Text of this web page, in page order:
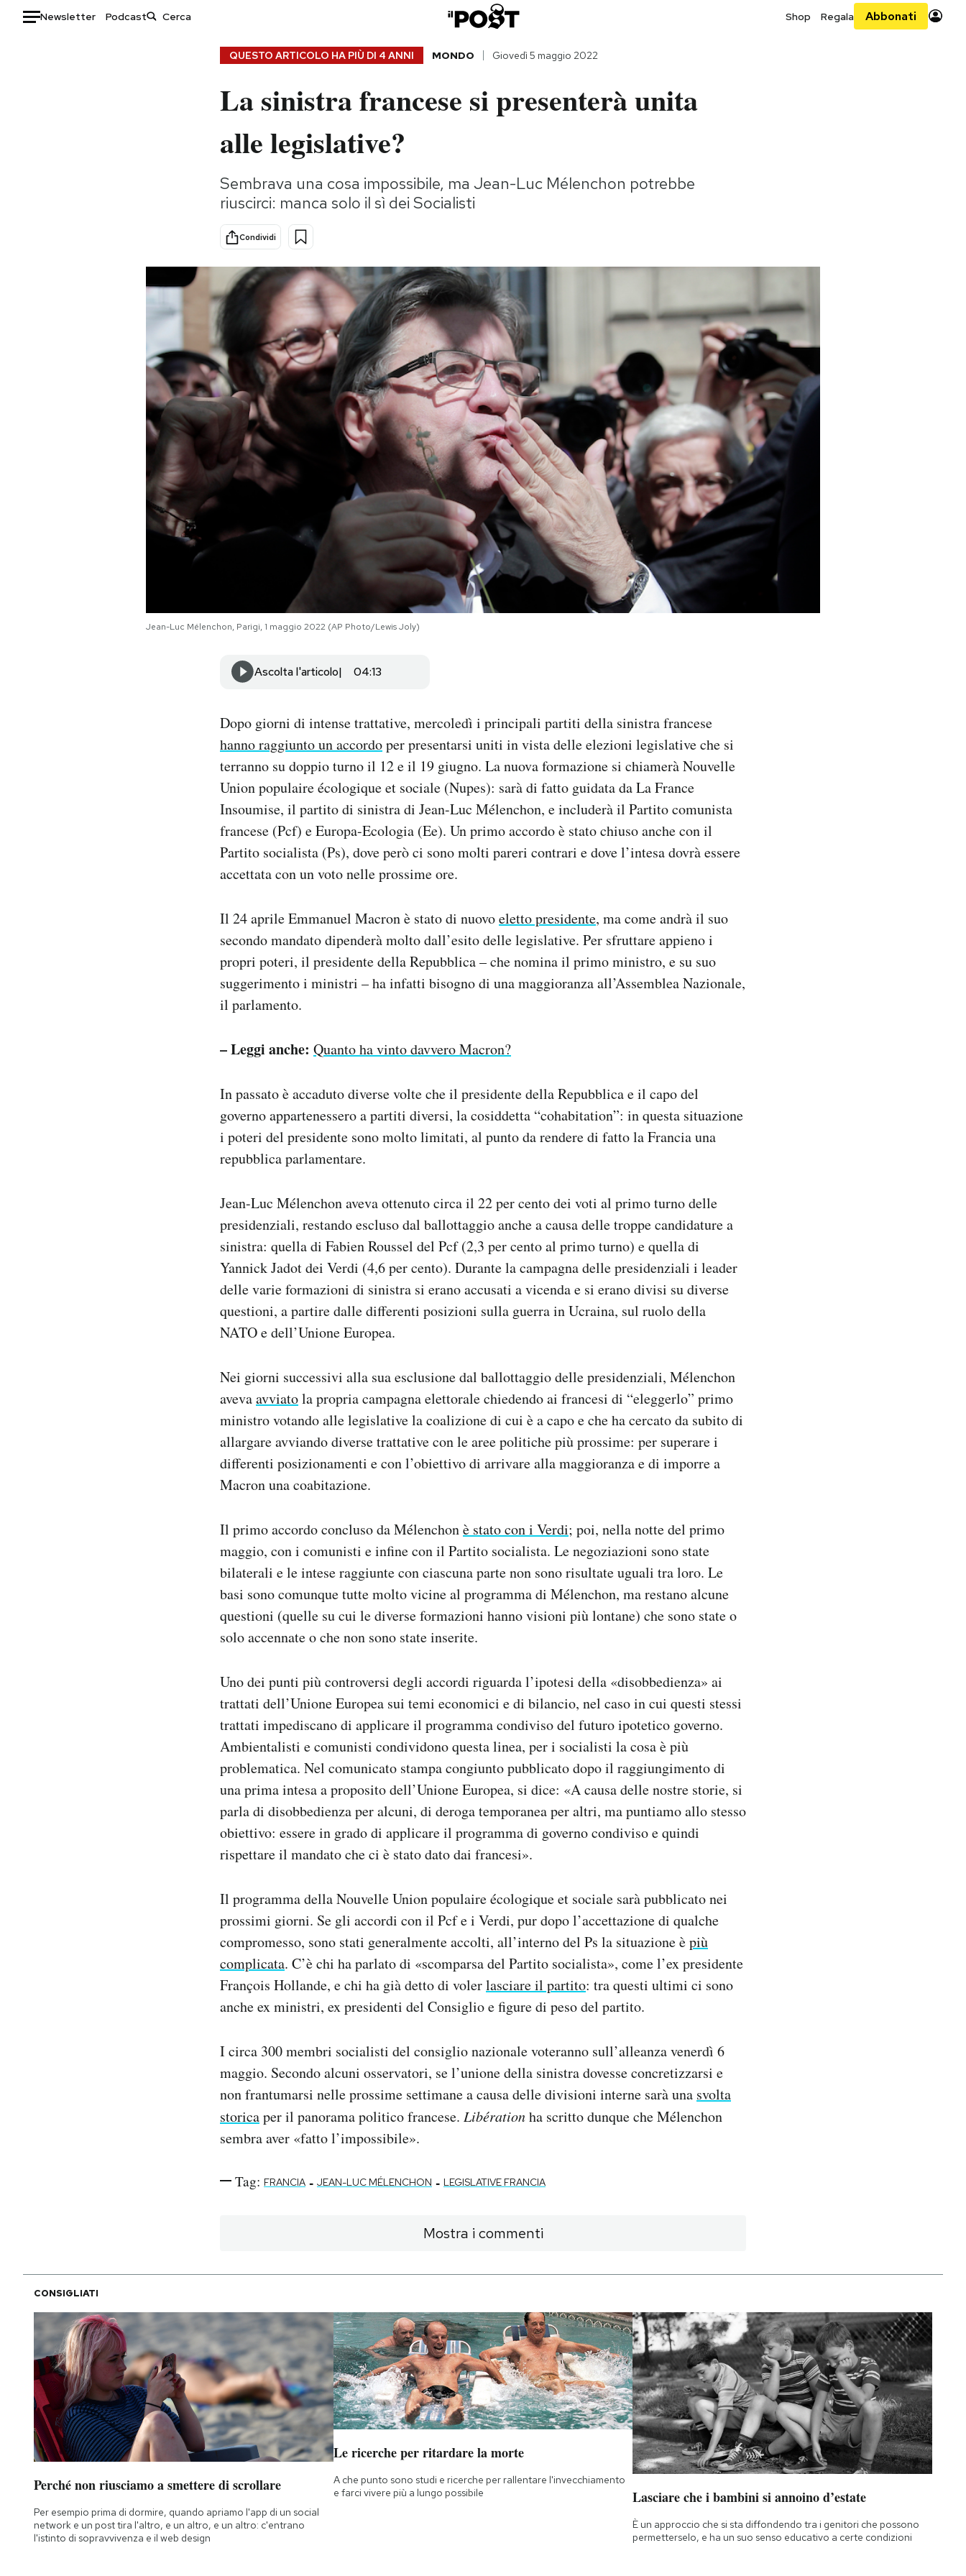
Newsletter Podcast Shop Regala Abbonati
Storie/Idee
Ok Boomer!
Altrecose
Mondiali calcio 2026
QUESTO ARTICOLO HA PIÙ DI 4 ANNI MONDO Giovedì 5 maggio 2022
La sinistra francese si presenterà unita
alle legislative?
Sembrava una cosa impossibile, ma Jean-Luc Mélenchon potrebbe
riuscirci: manca solo il sì dei Socialisti
Condividi
Jean-Luc Mélenchon, Parigi, 1 maggio 2022 (AP Photo/Lewis Joly)
Ascolta l'articolo 04:13
Dopo giorni di intense trattative, mercoledì i principali partiti della sinistra francese
hanno raggiunto un accordoper presentarsi uniti in vista delle elezioni legislative che si
terranno su doppio turno il 12 e il 19 giugno. La nuova formazione si chiamerà Nouvelle
Union populaire écologique et sociale (Nupes): sarà di fatto guidata da La France
Insoumise, il partito di sinistra di Jean-Luc Mélenchon, e includerà il Partito comunista
francese (Pcf) e Europa-Ecologia (Ee). Un primo accordo è stato chiuso anche con il
Partito socialista (Ps), dove però ci sono molti pareri contrari e dove l’intesa dovrà essere
accettata con un voto nelle prossime ore.
Il 24 aprile Emmanuel Macron è stato di nuovoeletto presidente, ma come andrà il suo
secondo mandato dipenderà molto dall’esito delle legislative. Per sfruttare appieno i
propri poteri, il presidente della Repubblica – che nomina il primo ministro, e su suo
suggerimento i ministri – ha infatti bisogno di una maggioranza all’Assemblea Nazionale,
il parlamento.
– Leggi anche: Quanto ha vinto davvero Macron?
In passato è accaduto diverse volte che il presidente della Repubblica e il capo del
governo appartenessero a partiti diversi, la cosiddetta “cohabitation”: in questa situazione
i poteri del presidente sono molto limitati, al punto da rendere di fatto la Francia una
repubblica parlamentare.
Jean-Luc Mélenchon aveva ottenuto circa il 22 per cento dei voti al primo turno delle
presidenziali, restando escluso dal ballottaggio anche a causa delle troppe candidature a
sinistra: quella di Fabien Roussel del Pcf (2,3 per cento al primo turno) e quella di
Yannick Jadot dei Verdi (4,6 per cento). Durante la campagna delle presidenziali i leader
delle varie formazioni di sinistra si erano accusati a vicenda e si erano divisi su diverse
questioni, a partire dalle differenti posizioni sulla guerra in Ucraina, sul ruolo della
NATO e dell’Unione Europea.
Nei giorni successivi alla sua esclusione dal ballottaggio delle presidenziali, Mélenchon
avevaavviatola propria campagna elettorale chiedendo ai francesi di “eleggerlo” primo
ministro votando alle legislative la coalizione di cui è a capo e che ha cercato da subito di
allargare avviando diverse trattative con le aree politiche più prossime: per superare i
differenti posizionamenti e con l’obiettivo di arrivare alla maggioranza e di imporre a
Macron una coabitazione.
Il primo accordo concluso da Mélenchonè stato con i Verdi; poi, nella notte del primo
maggio, con i comunisti e infine con il Partito socialista. Le negoziazioni sono state
bilaterali e le intese raggiunte con ciascuna parte non sono risultate uguali tra loro. Le
basi sono comunque tutte molto vicine al programma di Mélenchon, ma restano alcune
questioni (quelle su cui le diverse formazioni hanno visioni più lontane) che sono state o
solo accennate o che non sono state inserite.
Uno dei punti più controversi degli accordi riguarda l’ipotesi della «disobbedienza» ai
trattati dell’Unione Europea sui temi economici e di bilancio, nel caso in cui questi stessi
trattati impediscano di applicare il programma condiviso del futuro ipotetico governo.
Ambientalisti e comunisti condividono questa linea, per i socialisti la cosa è più
problematica. Nel comunicato stampa congiunto pubblicato dopo il raggiungimento di
una prima intesa a proposito dell’Unione Europea, si dice: «A causa delle nostre storie, si
parla di disobbedienza per alcuni, di deroga temporanea per altri, ma puntiamo allo stesso
obiettivo: essere in grado di applicare il programma di governo condiviso e quindi
rispettare il mandato che ci è stato dato dai francesi».
Il programma della Nouvelle Union populaire écologique et sociale sarà pubblicato nei
prossimi giorni. Se gli accordi con il Pcf e i Verdi, pur dopo l’accettazione di qualche
compromesso, sono stati generalmente accolti, all’interno del Ps la situazione èpiù
complicata. C’è chi ha parlato di «scomparsa del Partito socialista», come l’ex presidente
François Hollande, e chi ha già detto di volerlasciare il partito: tra questi ultimi ci sono
anche ex ministri, ex presidenti del Consiglio e figure di peso del partito.
I circa 300 membri socialisti del consiglio nazionale voteranno sull’alleanza venerdì 6
maggio. Secondo alcuni osservatori, se l’unione della sinistra dovesse concretizzarsi e
non frantumarsi nelle prossime settimane a causa delle divisioni interne sarà una svolta
storicaper il panorama politico francese. Libérationha scritto dunque che Mélenchon
sembra aver «fatto l’impossibile».
Tag: FRANCIA - JEAN-LUC MÉLENCHON - LEGISLATIVE FRANCIA
Mostra i commenti
CONSIGLIATI
Perché non riusciamo a smettere di scrollare
Per esempio prima di dormire, quando apriamo l'app di un social
network e un post tira l'altro, e un altro, e un altro: c'entrano
l'istinto di sopravvivenza e il web design
Le ricerche per ritardare la morte
A che punto sono studi e ricerche per rallentare l'invecchiamento
e farci vivere più a lungo possibile
Lasciare che i bambini si annoino d’estate
È un approccio che si sta diffondendo tra i genitori che possono
permetterselo, e ha un suo senso educativo a certe condizioni